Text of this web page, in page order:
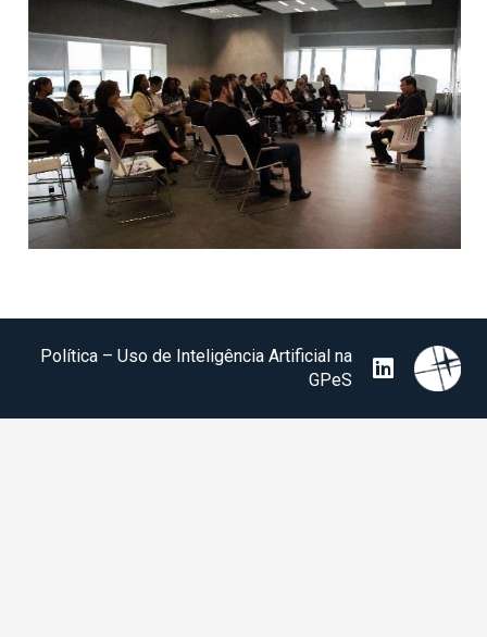
Política – Uso de Inteligência Artificial na
GPeS